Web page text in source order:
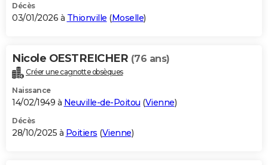
S'inscrire
Se connecter
Lycées
Collèges
Primaires
Universités
Entreprises
Service militaire
Avis de recherche
AVIS DE DÉCÈS
Bricolage
Lifestyle
Culture
Sport
Auto
Television
Voyage
Cinema
Décès
03/01/2026 à Thionville (Moselle)
Nicole OESTREICHER (76 ans)
Créer une cagnotte obsèques
Naissance
14/02/1949 à Neuville-de-Poitou (Vienne)
Décès
28/10/2025 à Poitiers (Vienne)